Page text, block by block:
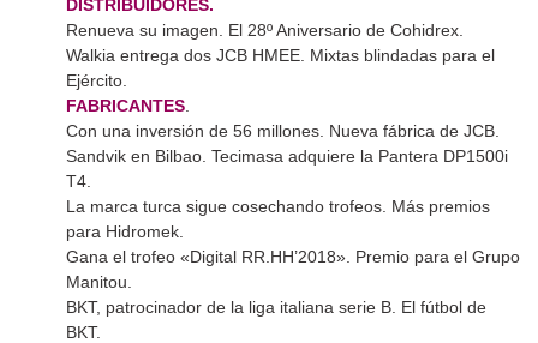
DISTRIBUIDORES.
Renueva su imagen. El 28º Aniversario de Cohidrex.
Walkia entrega dos JCB HMEE. Mixtas blindadas para el
Ejército.
FABRICANTES
Con una inversión de 56 millones. Nueva fábrica de JCB.
Sandvik en Bilbao. Tecimasa adquiere la Pantera DP1500i
T4.
La marca turca sigue cosechando trofeos. Más premios
para Hidromek.
Gana el trofeo «Digital RR.HH’2018». Premio para el Grupo
Manitou.
BKT, patrocinador de la liga italiana serie B. El fútbol de
BKT.